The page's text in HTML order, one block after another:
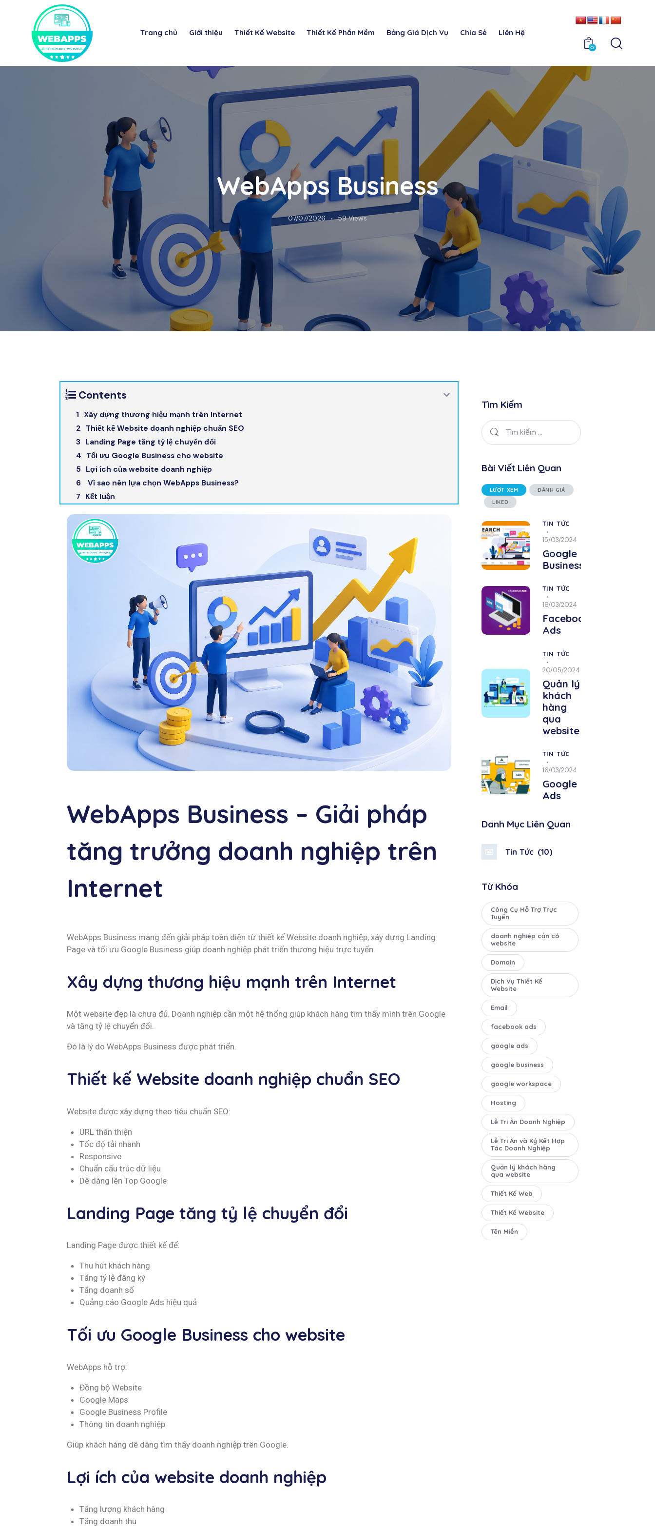
Trang chủ Giới thiệu Thiết Kế Website Thiết Kế Phần Mềm Bảng Giá Dịch Vụ Chia Sẻ Liên Hệ
0
WebApps Business
07/07/2026 59 Views
Contents
Xây dựng thương hiệu mạnh trên Internet
Thiết kế Website doanh nghiệp chuẩn SEO
Landing Page tăng tỷ lệ chuyển đổi
Tối ưu Google Business cho website
Lợi ích của website doanh nghiệp
Vì sao nên lựa chọn WebApps Business?
Kết luận
WebApps Business – Giải pháp
tăng trưởng doanh nghiệp trên
Internet
WebApps Business mang đến giải pháp toàn diện từ thiết kế Website doanh nghiệp, xây dựng Landing
Page và tối ưu Google Business giúp doanh nghiệp phát triển thương hiệu trực tuyến.
Xây dựng thương hiệu mạnh trên Internet
Một website đẹp là chưa đủ. Doanh nghiệp cần một hệ thống giúp khách hàng tìm thấy mình trên Google
và tăng tỷ lệ chuyển đổi.
Đó là lý do WebApps Business được phát triển.
Thiết kế Website doanh nghiệp chuẩn SEO
Website được xây dựng theo tiêu chuẩn SEO:
URL thân thiện
Tốc độ tải nhanh
Responsive
Chuẩn cấu trúc dữ liệu
Dễ dàng lên Top Google
Landing Page tăng tỷ lệ chuyển đổi
Landing Page được thiết kế để:
Thu hút khách hàng
Tăng tỷ lệ đăng ký
Tăng doanh số
Quảng cáo Google Ads hiệu quả
Tối ưu Google Business cho website
WebApps hỗ trợ:
Đồng bộ Website
Google Maps
Google Business Profile
Thông tin doanh nghiệp
Giúp khách hàng dễ dàng tìm thấy doanh nghiệp trên Google.
Lợi ích của website doanh nghiệp
Tăng lượng khách hàng
Tăng doanh thu
Tìm Kiếm
Bài Viết Liên Quan
LƯỢT XEM
ĐÁNH GIÁ
LIKED
TIN TỨC
15/03/2024
Google
Business
TIN TỨC
16/03/2024
Facebook
Ads
TIN TỨC
20/05/2024
Quản lý
khách
hàng
qua
website
TIN TỨC
16/03/2024
Google
Ads
Danh Mục Liên Quan
Tin Tức (10)
Từ Khóa
Công Cụ Hỗ Trợ Trực
Tuyến
doanh nghiệp cần có
website
Domain
Dịch Vụ Thiết Kế
Website
Email
facebook ads
google ads
google business
google workspace
Hosting
Lễ Tri Ân Doanh Nghiệp
Lễ Tri Ân và Ký Kết Hợp
Tác Doanh Nghiệp
Quản lý khách hàng
qua website
Thiết Kế Web
Thiết Kế Website
Tên Miền